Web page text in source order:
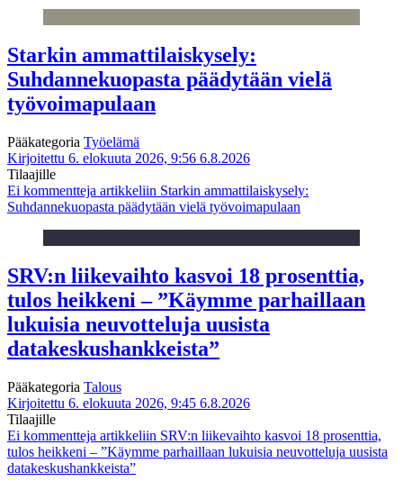
Starkin ammattilaiskysely:
Suhdannekuopasta päädytään vielä
työvoimapulaan
Pääkategoria Työelämä
Kirjoitettu 6. elokuuta 2026, 9:56 6.8.2026
Tilaajille
Ei kommentteja artikkeliin Starkin ammattilaiskysely:
Suhdannekuopasta päädytään vielä työvoimapulaan
SRV:n liikevaihto kasvoi 18 prosenttia,
tulos heikkeni – ”Käymme parhaillaan
lukuisia neuvotteluja uusista
datakeskushankkeista”
Pääkategoria Talous
Kirjoitettu 6. elokuuta 2026, 9:45 6.8.2026
Tilaajille
Ei kommentteja artikkeliin SRV:n liikevaihto kasvoi 18 prosenttia,
tulos heikkeni – ”Käymme parhaillaan lukuisia neuvotteluja uusista
datakeskushankkeista”